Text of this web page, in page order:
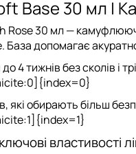
Base 30 мл |
Rose 30 мл—
База допомагає
до4 тижнівбез сколів і
які обирають більш
властивості